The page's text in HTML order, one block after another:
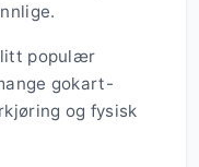
populær
gokart-
og fysisk